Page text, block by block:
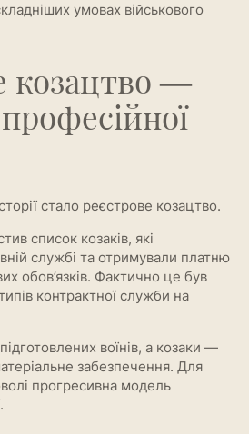
умовах військового
козацтво —
стало реєстрове козацтво.
список козаків, які
службі та отримували платню
обов’язків. Фактично це був
контрактної служби на
воїнів, а козаки —
забезпечення. Для
прогресивна модель